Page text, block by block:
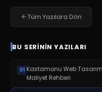
Tüm Yazılara Dön
BU SERININ YAZILARI
01 Kastamonu Web
Maliyet Rehberi